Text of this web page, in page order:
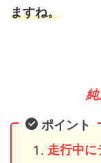
ますね。
ポイント
走行中に